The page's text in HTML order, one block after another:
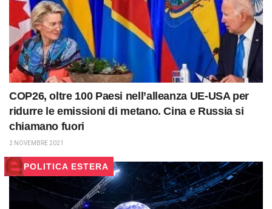
COP26, oltre 100 Paesi nell’alleanza UE-USA per
ridurre le emissioni di metano. Cina e Russia si
chiamano fuori
2 NOVEMBRE 2021
POLITICA ESTERA